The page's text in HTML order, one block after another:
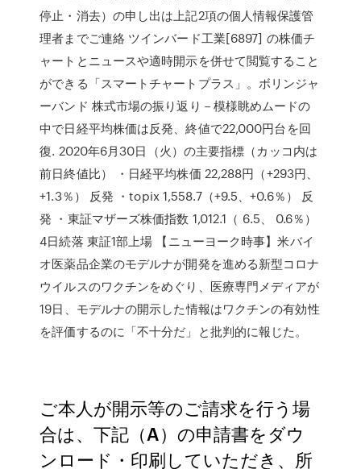
停止・消去）の申し出は上記2項の個人情報保護管
理者までご連絡 ツインバード工業[6897] の株価チ
ャートとニュースや適時開示を併せて閲覧すること
ができる「スマートチャートプラス」。ボリンジャ
ーバンド 株式市場の振り返り－模様眺めムードの
中で日経平均株価は反発、終値で22,000円台を回
復. 2020年6月30日（火）の主要指標（カッコ内は
前日終値比） ・日経平均株価 22,288円（+293円、
+1.3％） 反発 ・topix 1,558.7（+9.5、+0.6％） 反
発 ・東証マザーズ株価指数 1,012.1（ 6.5、 0.6％）
4日続落 東証1部上場 【ニューヨーク時事】米バイ
オ医薬品企業のモデルナが開発を進める新型コロナ
ウイルスのワクチンをめぐり、医療専門メディアが
19日、モデルナの開示した情報はワクチンの有効性
を評価するのに「不十分だ」と批判的に報じた。
ご本人が開示等のご請求を行う場
合は、下記（A）の申請書をダウ
ンロード・印刷していただき、所